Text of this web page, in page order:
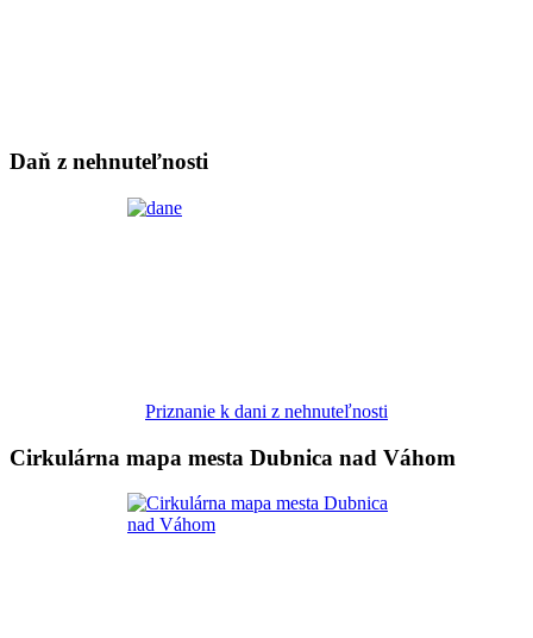
Daň z nehnuteľnosti
Priznanie k dani z nehnuteľnosti
Cirkulárna mapa mesta Dubnica nad Váhom